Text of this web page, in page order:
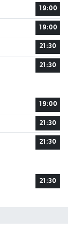
19:00
19:00
21:30
21:30
19:00
21:30
21:30
21:30